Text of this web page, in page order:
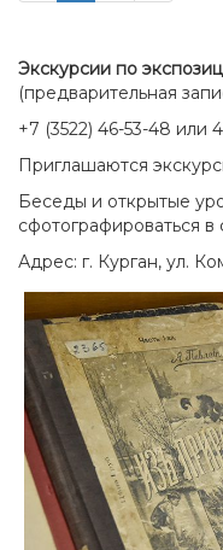
Экскурсии по
(предварительная
+7 (3522) 46-53-48 или
Приглашаются
Беседы и открытые
сфотографироваться в
Адрес: г. Курган, ул.